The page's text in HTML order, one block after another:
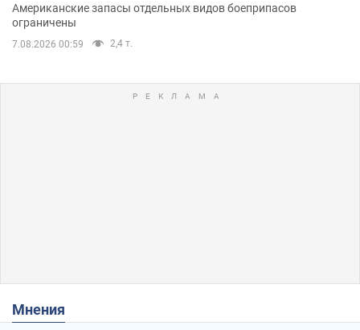
Американские запасы отдельных видов боеприпасов
ограничены
7.08.2026 00:59 2,4 т.
Мнения